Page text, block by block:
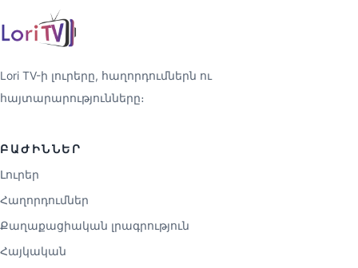
Lori TV-ի լուրերը, հաղորդումներն ու
հայտարարությունները։
ԲԱԺԻՆՆԵՐ
Լուրեր
Հաղորդումներ
Քաղաքացիական լրագրություն
Հայկական